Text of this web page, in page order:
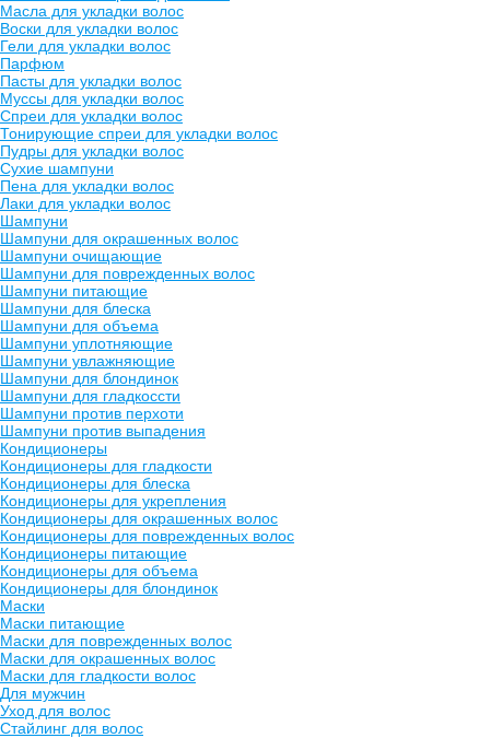
Масла для укладки волос
Воски для укладки волос
Гели для укладки волос
Парфюм
Пасты для укладки волос
Муссы для укладки волос
Спреи для укладки волос
Тонирующие спреи для укладки волос
Пудры для укладки волос
Сухие шампуни
Пена для укладки волос
Лаки для укладки волос
Шампуни
Шампуни для окрашенных волос
Шампуни очищающие
Шампуни для поврежденных волос
Шампуни питающие
Шампуни для блеска
Шампуни для объема
Шампуни уплотняющие
Шампуни увлажняющие
Шампуни для блондинок
Шампуни для гладкоссти
Шампуни против перхоти
Шампуни против выпадения
Кондиционеры
Кондиционеры для гладкости
Кондиционеры для блеска
Кондиционеры для укрепления
Кондиционеры для окрашенных волос
Кондиционеры для поврежденных волос
Кондиционеры питающие
Кондиционеры для объема
Кондиционеры для блондинок
Маски
Маски питающие
Маски для поврежденных волос
Маски для окрашенных волос
Маски для гладкости волос
Для мужчин
Уход для волос
Стайлинг для волос